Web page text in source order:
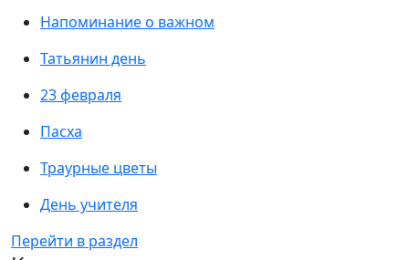
Напоминание о важном
Татьянин день
23 февраля
Пасха
Траурные цветы
День учителя
Перейти в раздел